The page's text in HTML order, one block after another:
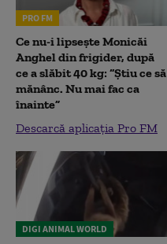
PRO FM
Ce nu-i lipsește Monicăi
Anghel din frigider, după
ce a slăbit 40 kg: “Știu ce să
mănânc. Nu mai fac ca
înainte”
Descarcă aplicația Pro FM
DIGI ANIMAL WORLD